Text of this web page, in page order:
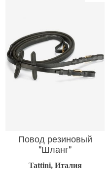
Повод резиновый
"Шланг"
Tattini, Италия